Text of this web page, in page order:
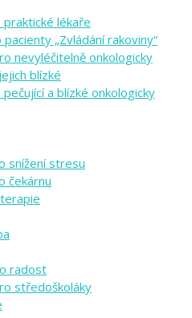
lékaře
„Zvládání rakoviny“
nevyléčitelně onkologicky
blízké
a blízké onkologicky
snížení stresu
čekárnu
radost
středoškoláky